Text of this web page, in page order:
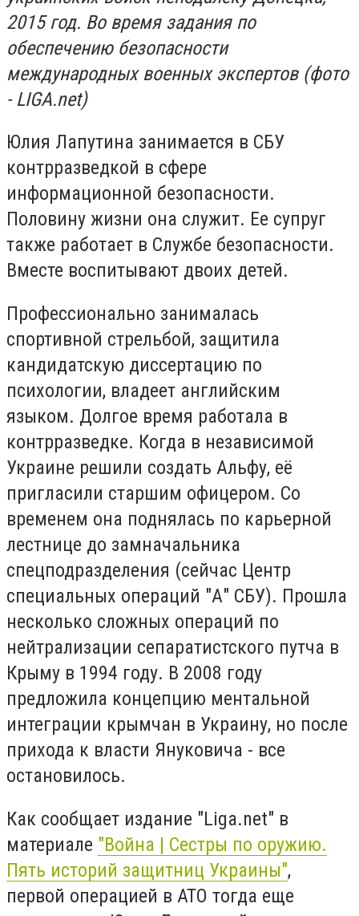
2015 год. Во время задания по
обеспечению безопасности
международных военных экспертов (фото
- LIGA.net)
Юлия Лапутина занимается в СБУ
контрразведкой в сфере
информационной безопасности.
Половину жизни она служит. Ее супруг
также работает в Службе безопасности.
Вместе воспитывают двоих детей.
Профессионально занималась
спортивной стрельбой, защитила
кандидатскую диссертацию по
психологии, владеет английским
языком. Долгое время работала в
контрразведке. Когда в независимой
Украине решили создать Альфу, её
пригласили старшим офицером. Со
временем она поднялась по карьерной
лестнице до замначальника
спецподразделения (сейчас Центр
специальных операций "А" СБУ). Прошла
несколько сложных операций по
нейтрализации сепаратистского путча в
Крыму в 1994 году. В 2008 году
предложила концепцию ментальной
интеграции крымчан в Украину, но после
прихода к власти Януковича - все
остановилось.
Как сообщает издание "Liga.net" в
материале "Война | Сестры по оружию.
Пять историй защитниц Украины",
первой операцией в АТО тогда еще